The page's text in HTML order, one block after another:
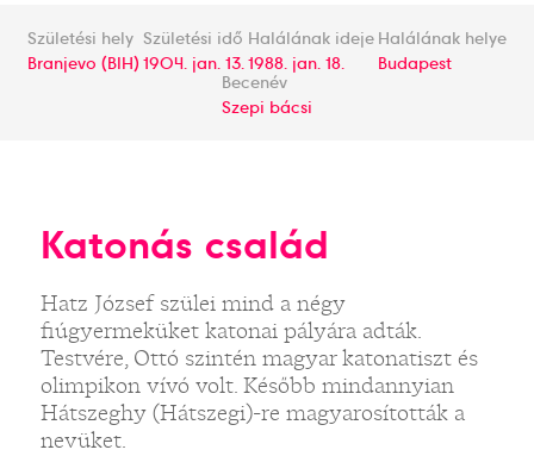
Születési hely
Branjevo (BIH)
Születési idő
1904. jan. 13.
Halálának ideje
1988. jan. 18.
Halálának helye
Budapest
Becenév
Szepi bácsi
Katonás család
Hatz József szülei mind a négy
fiúgyermeküket katonai pályára adták.
Testvére, Ottó szintén magyar katonatiszt és
olimpikon vívó volt. Később mindannyian
Hátszeghy (Hátszegi)-re magyarosították a
nevüket.